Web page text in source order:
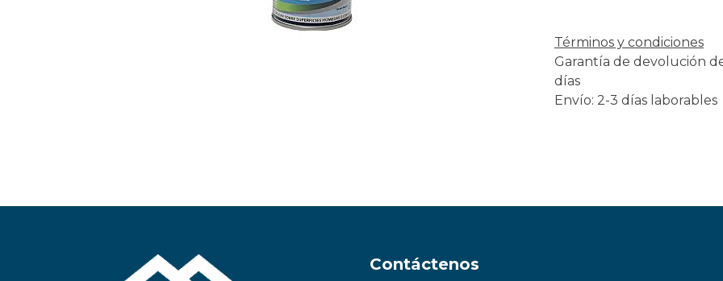
Términos y condiciones
Garantía de devolución
días
Envío: 2-3 días laborables
Contáctenos